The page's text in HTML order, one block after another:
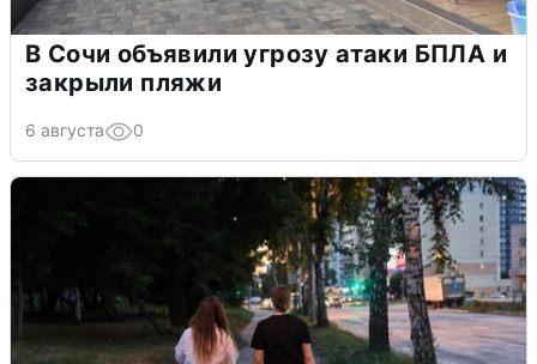
В Сочи объявили угрозу атаки БПЛА и
закрыли пляжи
6 августа 0